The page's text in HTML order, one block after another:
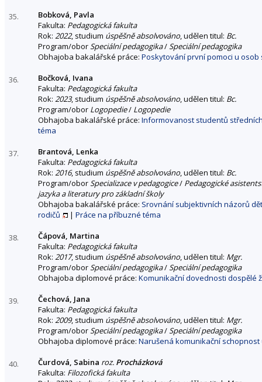
35.
Bobková, Pavla
Fakulta: Pedagogická fakulta
Rok: 2022, studium úspěšně absolvováno, udělen titul: Bc.
Program/oborSpeciální pedagogika/Speciální pedagogika
Obhajoba bakalářské práce: Poskytování první pomoci u
36.
Bočková, Ivana
Fakulta: Pedagogická fakulta
Rok: 2023, studium úspěšně absolvováno, udělen titul: Bc.
Program/obor Logopedie/ Logopedie
Obhajoba bakalářské práce: Informovanost studentů
téma
37.
Brantová, Lenka
Fakulta: Pedagogická fakulta
Rok: 2016, studium úspěšně absolvováno, udělen titul: Bc.
Program/oborSpecializace v pedagogice/ Pedagogické
jazyka a literatury pro základní školy
Obhajoba bakalářské práce: Srovnání subjektivních názorů
rodičů
| Práce na příbuzné téma
38.
Čápová, Martina
Fakulta: Pedagogická fakulta
Rok: 2017, studium úspěšně absolvováno, udělen titul: Mgr.
Program/oborSpeciální pedagogika/Speciální pedagogika
Obhajoba diplomové práce: Komunikační dovednosti dospělé
39.
Čechová, Jana
Fakulta: Pedagogická fakulta
Rok: 2009, studium úspěšně absolvováno, udělen titul: Mgr.
Program/oborSpeciální pedagogika/Speciální pedagogika
Obhajoba diplomové práce: Narušená komunikační
40. Čurdová, Sabina roz. Procházková
Fakulta: Filozofická fakulta